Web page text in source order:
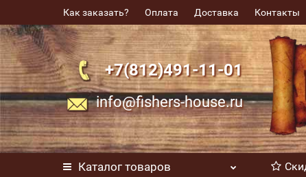
Как заказать? Оплата Доставка Контакты
+7(812)491-11-01
info@fishers-house.ru
Каталог товаров